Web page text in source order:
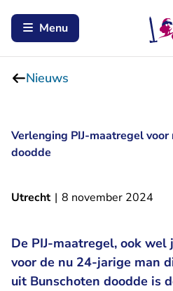
Menu
Nieuws
Verlenging PIJ-maatregel voor
doodde
Utrecht | 8 november 2024
De PIJ-maatregel, ook
voor de nu 24-jarige man
uit Bunschoten doodde is